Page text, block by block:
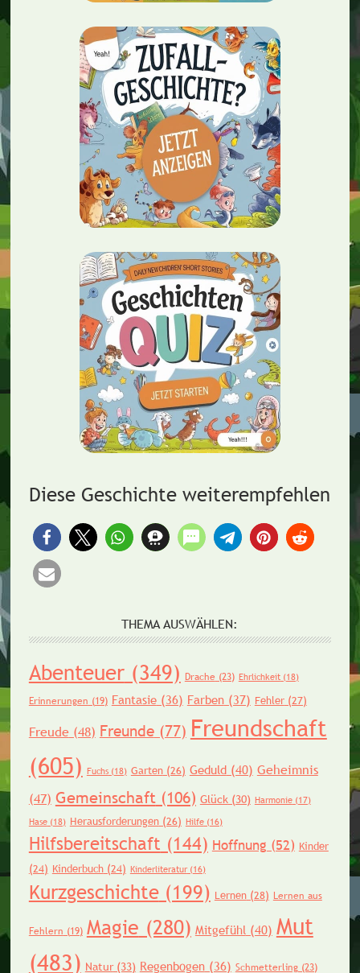
Diese Geschichte weiterempfehlen
THEMA AUSWÄHLEN:
Abenteuer(349) Drache (23) Ehrlichkeit(18)
Erinnerungen (19) Fantasie(36) Farben(37) Fehler(27)
Freude(48) Freunde(77) Freundschaft
(605) Fuchs(18) Garten(26) Geduld(40) Geheimnis
(47) Gemeinschaft(106) Glück(30) Harmonie(17)
Hase(18) Herausforderungen(26) Hilfe(16)
Hilfsbereitschaft (144) Hoffnung (52) Kinder
(24) Kinderbuch(24) Kinderliteratur(16)
Kurzgeschichte(199) Lernen(28) Lernen aus
Fehlern (19) Magie (280) Mitgefühl(40) Mut
(483) Natur(33) Regenbogen(36) Schmetterling(23)